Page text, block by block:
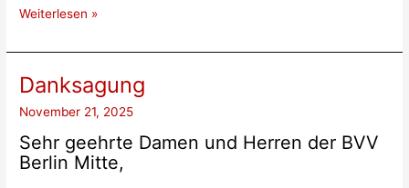
Info
3.Dezember
Weiterlesen »
Danksagung
November 21, 2025
Sehr geehrte Damen und Herren der BVV
Berlin Mitte,